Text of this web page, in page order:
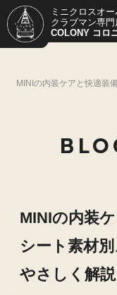
ミニクロスオー
クラブマン専門
COLONY コロ
MINIの内装ケアと快適装
MINIの内装
シート素材
やさしく解説